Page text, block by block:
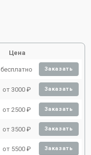
Цена
бесплатно Заказать
от 3000 ₽ Заказать
от 2500 ₽ Заказать
от 3500 ₽ Заказать
от 5500 ₽ Заказать